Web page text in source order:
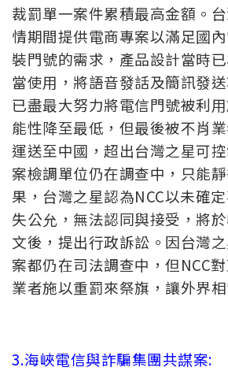
裁罰單一案件累積最高金額。
情期間提供電商專案以滿足國
裝門號的需求，產品設計當時
當使用，將語音發話及簡訊發
已盡最大努力將電信門號被利
能性降至最低，但最後被不肖
運送至中國，超出台灣之星可
案檢調單位仍在調查中，只能
果，台灣之星認為NCC以未確
失公允，無法認同與接受，將
文後，提出行政訴訟。因台灣
案都仍在司法調查中，但NCC
業者施以重罰來祭旗，讓外界
3.海峽電信與詐騙集團共謀案: